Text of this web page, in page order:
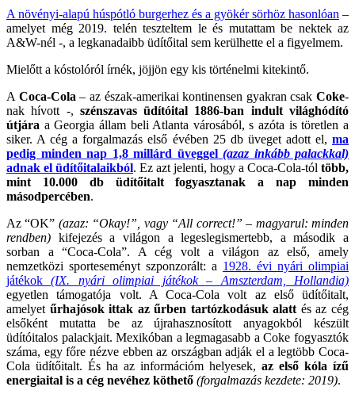
A növényi-alapú húspótló burgerhez és a gyökér sörhöz hasonlóan –
amelyet még 2019. telén teszteltem le és mutattam be nektek az
A&W-nél -, a legkanadaibb üdítőital sem kerülhette el a figyelmem.
Mielőtt a kóstolóról írnék, jöjjön egy kis történelmi kitekintő.
A Coca-Cola – az észak-amerikai kontinensen gyakran csak Coke-
nak hívott -, szénszavas üdítóital 1886-ban indult világhódító
útjára a Georgia állam beli Atlanta városából, s azóta is töretlen a
siker. A cég a forgalmazás első évében 25 db üveget adott el, ma
pedig minden nap 1,8 millárd üveggel (azaz inkább palackkal)
adnak el üdítőitalaikból. Ez azt jelenti, hogy a Coca-Cola-tól több,
mint 10.000 db üdítőitalt fogyasztanak a nap minden
másodpercében.
Az “OK” (azaz: “Okay!”, vagy “All correct!” – magyarul: minden
rendben) kifejezés a világon a legeslegismertebb, a második a
sorban a “Coca-Cola”. A cég volt a világon az első, amely
nemzetközi sporteseményt szponzorált: a 1928. évi nyári olimpiai
játékok(IX. nyári olimpiai játékok – Amszterdam, Hollandia)
egyetlen támogatója volt. A Coca-Cola volt az első üdítőitalt,
amelyet űrhajósok ittak az űrben tartózkodásuk alatt és az cég
elsőként mutatta be az újrahasznosított anyagokból készült
üdítóitalos palackjait. Mexikóban a legmagasabb a Coke fogyasztók
száma, egy főre nézve ebben az országban adják el a legtöbb Coca-
Cola üdítőitalt. És ha az információm helyesek, az első kóla ízű
energiaital is a cég nevéhez köthető (forgalmazás kezdete: 2019).